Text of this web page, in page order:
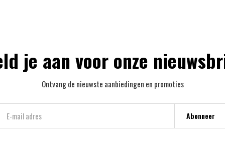
je aan voor onze
Ontvang de nieuwste aanbiedingen en promoties
Abonneer